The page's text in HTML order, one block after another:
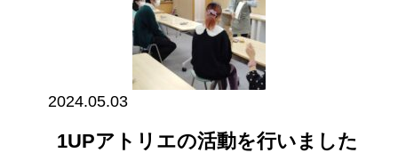
2024.05.03
1UPアトリエの活動を行いました